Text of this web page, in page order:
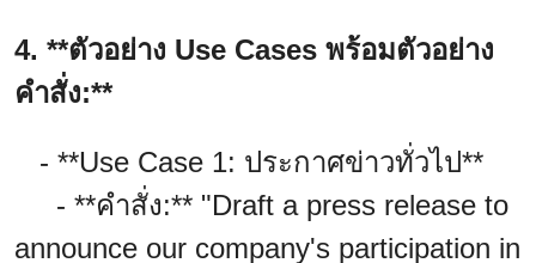
4. **ตัวอย่าง Use Cases พร้อมตัวอย่าง
คำสั่ง:**
- **Use Case 1: ประกาศข่าวทั่วไป**
- **คำสั่ง:** "Draft a press release to
announce our company's participation in